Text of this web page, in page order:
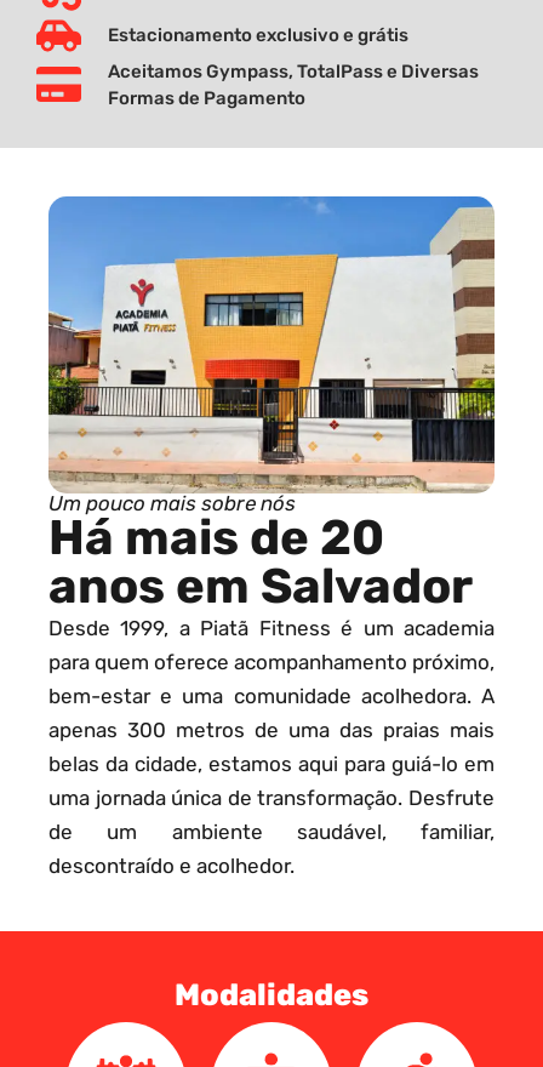
Estacionamento exclusivo e grátis
Aceitamos Gympass, TotalPass e Diversas
Formas de Pagamento
Um pouco mais sobre nós
Há mais de 20
anos em Salvador
Desde 1999, a Piatã Fitness é um academia
para quem oferece acompanhamento próximo,
bem-estar e uma comunidade acolhedora. A
apenas 300 metros de uma das praias mais
belas da cidade, estamos aqui para guiá-lo em
uma jornada única de transformação. Desfrute
de um ambiente saudável, familiar,
descontraído e acolhedor.
Modalidades